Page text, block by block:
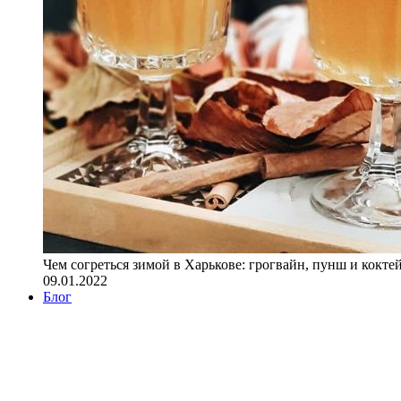
Чем согреться зимой в Харькове: грогвайн, пунш и
09.01.2022
Блог